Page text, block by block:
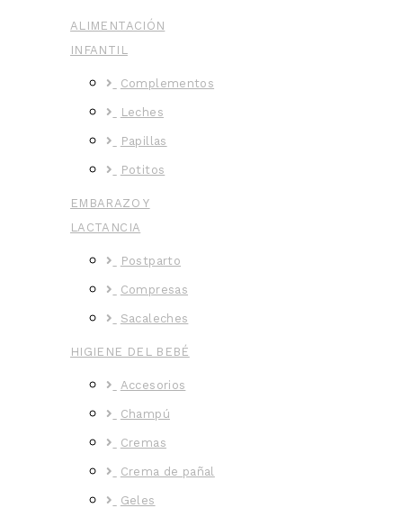
ALIMENTACIÓN
INFANTIL
Complementos
Leches
Papillas
Potitos
EMBARAZO Y
LACTANCIA
Postparto
Compresas
Sacaleches
HIGIENE DEL BEBÉ
Accesorios
Champú
Cremas
Crema de pañal
Geles